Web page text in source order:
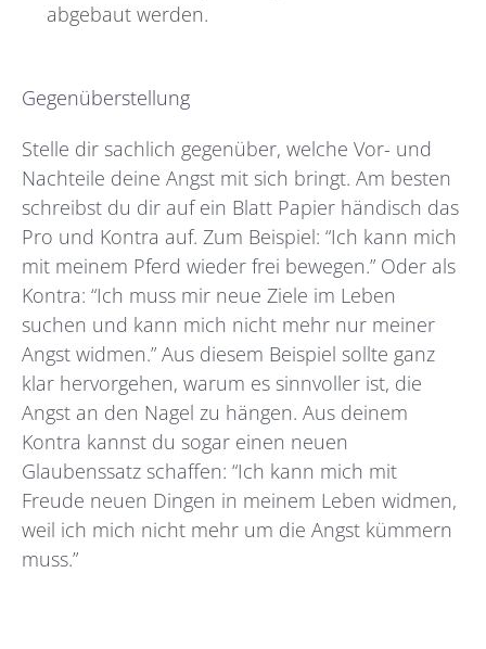
abgebaut werden.
Gegenüberstellung
Stelle dir sachlich gegenüber, welche Vor- und
Nachteile deine Angst mit sich bringt. Am besten
schreibst du dir auf ein Blatt Papier händisch das
Pro und Kontra auf. Zum Beispiel: “Ich kann mich
mit meinem Pferd wieder frei bewegen.” Oder als
Kontra: “Ich muss mir neue Ziele im Leben
suchen und kann mich nicht mehr nur meiner
Angst widmen.” Aus diesem Beispiel sollte ganz
klar hervorgehen, warum es sinnvoller ist, die
Angst an den Nagel zu hängen. Aus deinem
Kontra kannst du sogar einen neuen
Glaubenssatz schaffen: “Ich kann mich mit
Freude neuen Dingen in meinem Leben widmen,
weil ich mich nicht mehr um die Angst kümmern
muss.”